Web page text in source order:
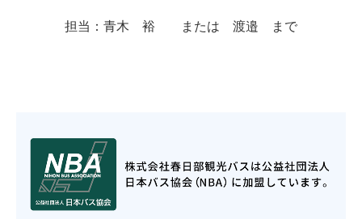
担当：青木 裕 または 渡邉 まで